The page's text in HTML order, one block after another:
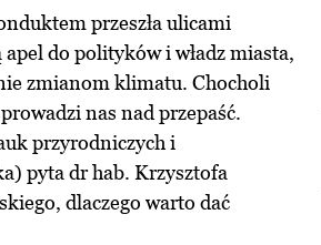
przeszła ulicami
do polityków i władz miasta,
zmianom klimatu. Chocholi
nas nad przepaść.
przyrodniczych i
pyta dr hab. Krzysztofa
dlaczego warto dać